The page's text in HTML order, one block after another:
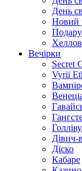
День
Новий
Вечірки
Secret
Vyrii
Дівич-
Діско
Кабаре